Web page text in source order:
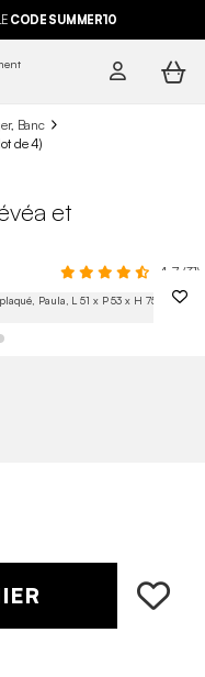
CODE SUMMER10
Banc
de 4)
et
4.7 (31)